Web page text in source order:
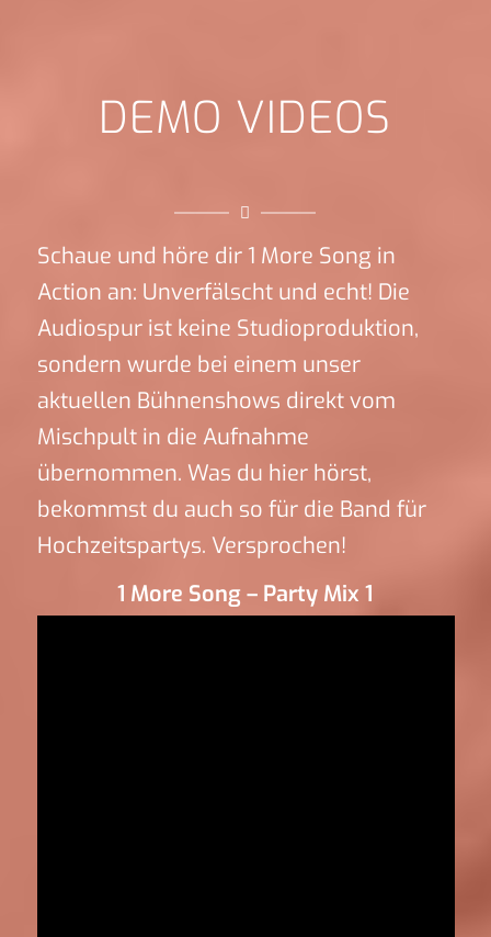
DEMO VIDEOS
Schaue und höre dir 1 More Song in
Action an: Unverfälscht und echt! Die
Audiospur ist keine Studioproduktion,
sondern wurde bei einem unser
aktuellen Bühnenshows direkt vom
Mischpult in die Aufnahme
übernommen. Was du hier hörst,
bekommst du auch so für die Band für
Hochzeitspartys. Versprochen!
1 More Song – Party Mix 1